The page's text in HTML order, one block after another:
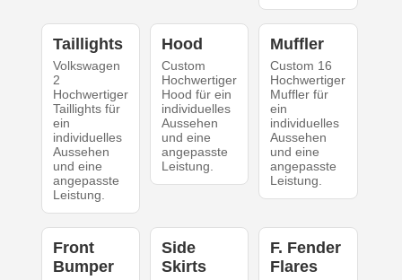
Taillights
Volkswagen
2
Hochwertiger
Taillights für
ein
individuelles
Aussehen
und eine
angepasste
Leistung.
Hood
Custom
Hochwertiger
Hood für ein
individuelles
Aussehen
und eine
angepasste
Leistung.
Muffler
Custom 16
Hochwertiger
Muffler für
ein
individuelles
Aussehen
und eine
angepasste
Leistung.
Front
Bumper
Side
Skirts
F. Fender
Flares